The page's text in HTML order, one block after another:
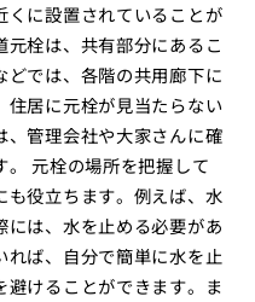
に設置されていることが
栓は、共有部分にあるこ
どでは、各階の共用廊下に
居に元栓が見当たらない
管理会社や大家さんに確
元栓の場所を把握して
も役立ちます。例えば、水
は、水を止める必要があ
れば、自分で簡単に水を止
けることができます。ま